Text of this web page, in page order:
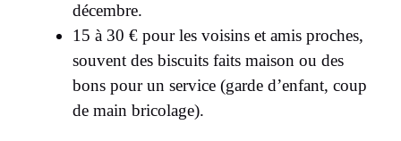
décembre.
15 à 30 € pour les voisins et amis proches,
souvent des biscuits faits maison ou des
bons pour un service (garde d’enfant, coup
de main bricolage).